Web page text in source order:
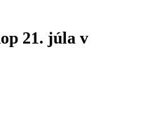
21. júla v